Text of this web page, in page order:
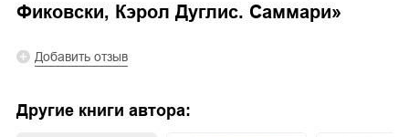
Фиковски, Кэрол Дуглис. Саммари»
Добавить отзыв
Другие книги автора: